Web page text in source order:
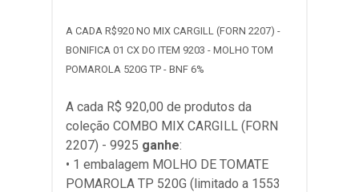
A CADA R$920 NO MIX CARGILL (FORN 2207) -
BONIFICA 01 CX DO ITEM 9203 - MOLHO TOM
POMAROLA 520G TP - BNF 6%
A cada R$ 920,00 de produtos da
coleção COMBO MIX CARGILL (FORN
2207) - 9925 ganhe:
• 1 embalagem MOLHO DE TOMATE
POMAROLA TP 520G (limitado a 1553